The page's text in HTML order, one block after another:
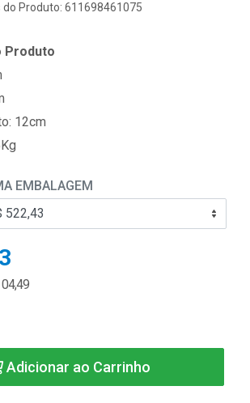
do Produto: 611698461075
Produto
12cm
EMBALAGEM
Adicionar ao Carrinho